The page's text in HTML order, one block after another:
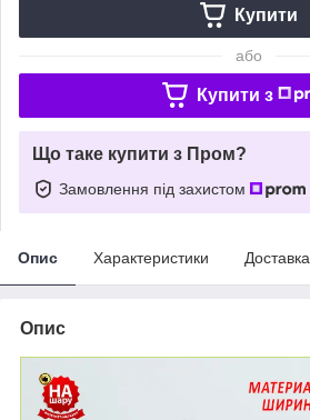
Купити
або
Купити з
Що таке купити з Пром?
Замовлення під захистом
Опис Характеристики Доставка
Опис